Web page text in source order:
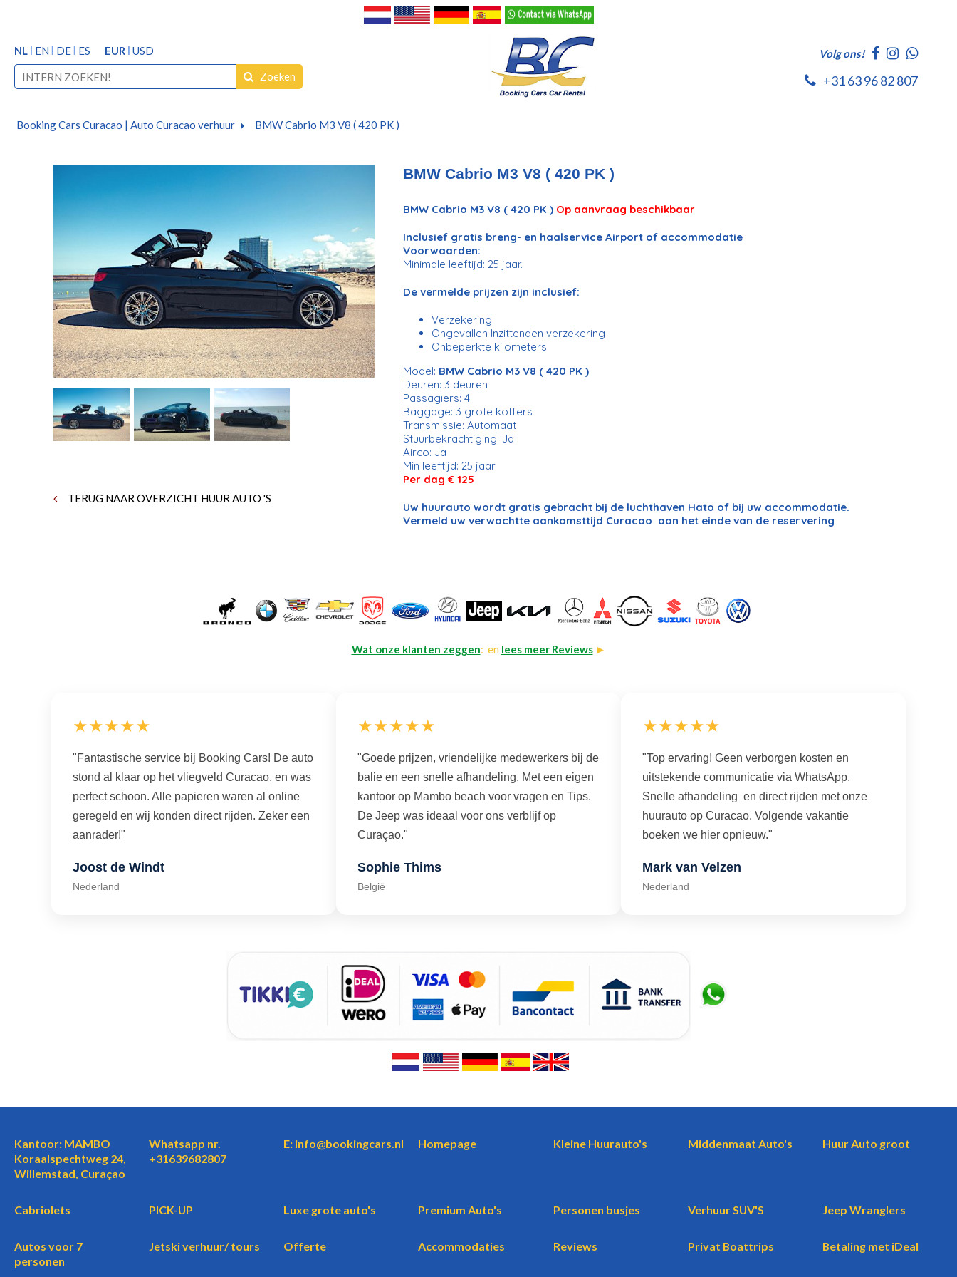
NL EN DE ES EUR USD
Zoeken
Volg ons!
+31 63 96 82 807
Booking Cars Curacao | Auto Curacao verhuur BMW Cabrio M3 V8 ( 420 PK )
TERUG NAAR OVERZICHT HUUR AUTO 'S
BMW Cabrio M3 V8 ( 420 PK )
BMW Cabrio M3 V8 ( 420 PK ) Op aanvraag beschikbaar
Inclusief gratis breng- en haalservice Airport of accommodatie
Voorwaarden:
Minimale leeftijd: 25 jaar.
De vermelde prijzen zijn inclusief:
Verzekering
Ongevallen Inzittenden verzekering
Onbeperkte kilometers
Model: BMW Cabrio M3 V8 ( 420 PK )
Deuren: 3 deuren
Passagiers: 4
Baggage: 3 grote koffers
Transmissie: Automaat
Stuurbekrachtiging: Ja
Airco: Ja
Min leeftijd: 25 jaar
Per dag € 125
Uw huurauto wordt gratis gebracht bij de luchthaven Hato of bij uw accommodatie.
Vermeld uw verwachtte aankomsttijd Curacao aan het einde van de reservering
Wat onze klanten zeggen: en lees meer Reviews►
★★★★★
"Fantastische service bij Booking Cars! De auto
stond al klaar op het vliegveld Curacao, en was
perfect schoon. Alle papieren waren al online
geregeld en wij konden direct rijden. Zeker een
aanrader!"
Joost de Windt
Nederland
★★★★★
"Goede prijzen, vriendelijke medewerkers bij de
balie en een snelle afhandeling. Met een eigen
kantoor op Mambo beach voor vragen en Tips.
De Jeep was ideaal voor ons verblijf op
Curaçao."
Sophie Thims
België
★★★★★
"Top ervaring! Geen verborgen kosten en
uitstekende communicatie via WhatsApp.
Snelle afhandeling en direct rijden met onze
huurauto op Curacao. Volgende vakantie
boeken we hier opnieuw."
Mark van Velzen
Nederland
Kantoor: MAMBO
Koraalspechtweg 24,
Willemstad, Curaçao
Whatsapp nr.
+31639682807
E: info@bookingcars.nl Homepage Kleine Huurauto's Middenmaat Auto's Huur Auto groot
Cabriolets PICK-UP Luxe grote auto's Premium Auto's Personen busjes Verhuur SUV'S Jeep Wranglers
Autos voor 7
personen
Jetski verhuur/ tours Offerte Accommodaties Reviews Privat Boattrips Betaling met iDeal